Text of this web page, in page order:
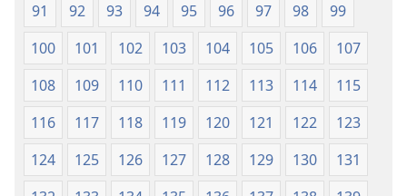
91
92 93 94 95 96 97 98
99
100
101 102 103 104 105 106
107
108
109 110 111 112 113 114
115
116
117 118 119 120 121 122
123
124
125 126 127 128 129 130
131